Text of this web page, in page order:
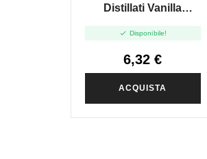
Distillati Vanilla
 Disponibile!
6,32 €
ACQUISTA